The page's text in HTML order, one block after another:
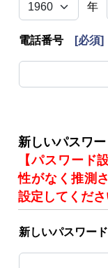
年
電話番号 [必須]
新しいパスワー
【パスワード
性がなく推測
設定してくださ
新しいパスワード